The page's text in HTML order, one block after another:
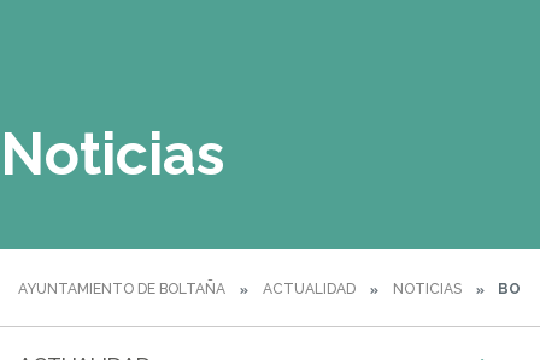
Noticias
AYUNTAMIENTO DE BOLTAÑA ACTUALIDAD NOTICIAS